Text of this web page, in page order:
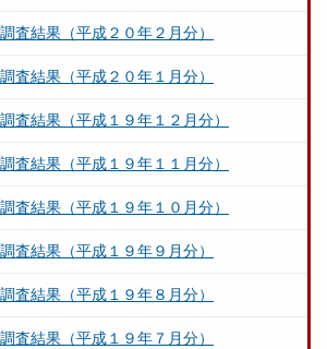
査結果（平成２０年２月分）
査結果（平成２０年１月分）
査結果（平成１９年１２月分）
査結果（平成１９年１１月分）
査結果（平成１９年１０月分）
査結果（平成１９年９月分）
査結果（平成１９年８月分）
査結果（平成１９年７月分）